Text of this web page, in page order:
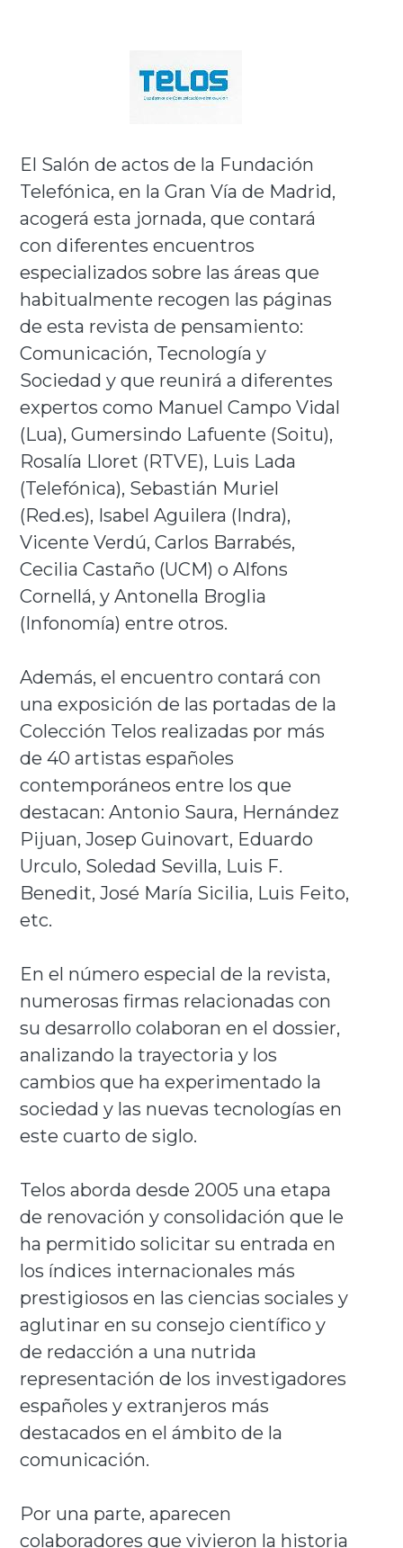
El Salón de actos de la Fundación
Telefónica, en la Gran Vía de Madrid,
acogerá esta jornada, que contará
con diferentes encuentros
especializados sobre las áreas que
habitualmente recogen las páginas
de esta revista de pensamiento:
Comunicación, Tecnología y
Sociedad y que reunirá a diferentes
expertos como Manuel Campo Vidal
(Lua), Gumersindo Lafuente (Soitu),
Rosalía Lloret (RTVE), Luis Lada
(Telefónica), Sebastián Muriel
(Red.es), Isabel Aguilera (Indra),
Vicente Verdú, Carlos Barrabés,
Cecilia Castaño (UCM) o Alfons
Cornellá, y Antonella Broglia
(Infonomía) entre otros.
Además, el encuentro contará con
una exposición de las portadas de la
Colección Telos realizadas por más
de 40 artistas españoles
contemporáneos entre los que
destacan: Antonio Saura, Hernández
Pijuan, Josep Guinovart, Eduardo
Urculo, Soledad Sevilla, Luis F.
Benedit, José María Sicilia, Luis Feito,
etc.
En el número especial de la revista,
numerosas firmas relacionadas con
su desarrollo colaboran en el dossier,
analizando la trayectoria y los
cambios que ha experimentado la
sociedad y las nuevas tecnologías en
este cuarto de siglo.
Telos aborda desde 2005 una etapa
de renovación y consolidación que le
ha permitido solicitar su entrada en
los índices internacionales más
prestigiosos en las ciencias sociales y
aglutinar en su consejo científico y
de redacción a una nutrida
representación de los investigadores
españoles y extranjeros más
destacados en el ámbito de la
comunicación.
Por una parte, aparecen
colaboradores que vivieron la historia